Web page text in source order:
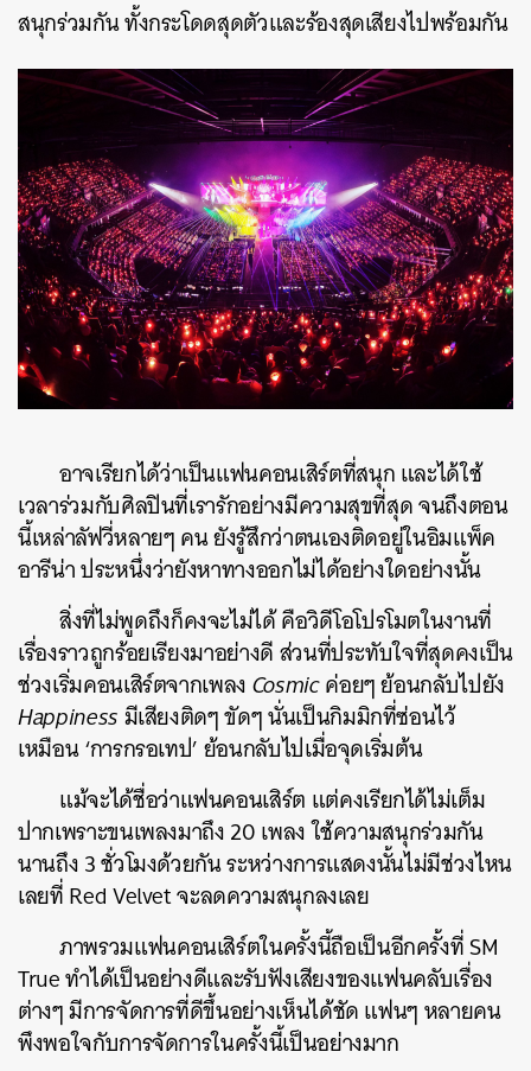
สนุกร่วมกัน ทั้งกระโดดสุดตัวและร้องสุดเสียงไปพร้อมกัน
อาจเรียกได้ว่าเป็นแฟนคอนเสิร์ตที่สนุก และได้ใช้
เวลาร่วมกับศิลปินที่เรารักอย่างมีความสุขที่สุด จนถึงตอน
นี้เหล่าลัฟวี่หลายๆ คน ยังรู้สึกว่าตนเองติดอยู่ในอิมแพ็ค
อารีน่า ประหนึ่งว่ายังหาทางออกไม่ได้อย่างใดอย่างนั้น
สิ่งที่ไม่พูดถึงก็คงจะไม่ได้ คือวิดีโอโปรโมตในงานที่
เรื่องราวถูกร้อยเรียงมาอย่างดี ส่วนที่ประทับใจที่สุดคงเป็น
ช่วงเริ่มคอนเสิร์ตจากเพลงCosmicค่อยๆ ย้อนกลับไปยัง
Happinessมีเสียงติดๆ ขัดๆ นั่นเป็นกิมมิกที่ซ่อนไว้
เหมือน ‘การกรอเทป’ ย้อนกลับไปเมื่อจุดเริ่มต้น
แม้จะได้ชื่อว่าแฟนคอนเสิร์ต แต่คงเรียกได้ไม่เต็ม
ปากเพราะขนเพลงมาถึง 20 เพลง ใช้ความสนุกร่วมกัน
นานถึง 3 ชั่วโมงด้วยกัน ระหว่างการแสดงนั้นไม่มีช่วงไหน
เลยที่ Red Velvet จะลดความสนุกลงเลย
ภาพรวมแฟนคอนเสิร์ตในครั้งนี้ถือเป็นอีกครั้งที่ SM
True ทำได้เป็นอย่างดีและรับฟังเสียงของแฟนคลับเรื่อง
ต่างๆ มีการจัดการที่ดีขึ้นอย่างเห็นได้ชัด แฟนๆ หลายคน
พึงพอใจกับการจัดการในครั้งนี้เป็นอย่างมาก